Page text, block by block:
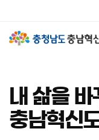
내 삶을
충남혁신